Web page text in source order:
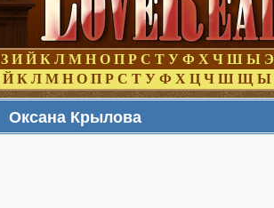
З И Й К Л М Н О П Р С Т У Ф Х Ч Ш Ы Э
Й К Л М Н О П Р С Т У Ф Х Ц Ч Ш Щ Ы
Оксана Крылова